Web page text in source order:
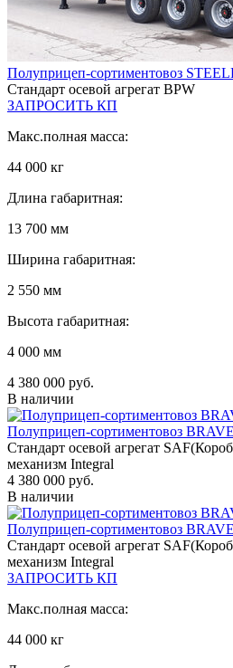
Полуприцеп-сортиментовоз
Стандарт осевой агрегат BPW
ЗАПРОСИТЬ КП
Макс.полная масса:
44 000 кг
Длина габаритная:
13 700 мм
Ширина габаритная:
2 550 мм
Высота габаритная:
4 000 мм
4 380 000 руб.
В наличии
Полуприцеп-сортиментовоз
Стандарт осевой агрегат
механизм Integral
4 380 000 руб.
В наличии
Полуприцеп-сортиментовоз
Стандарт осевой агрегат
механизм Integral
ЗАПРОСИТЬ КП
Макс.полная масса:
44 000 кг